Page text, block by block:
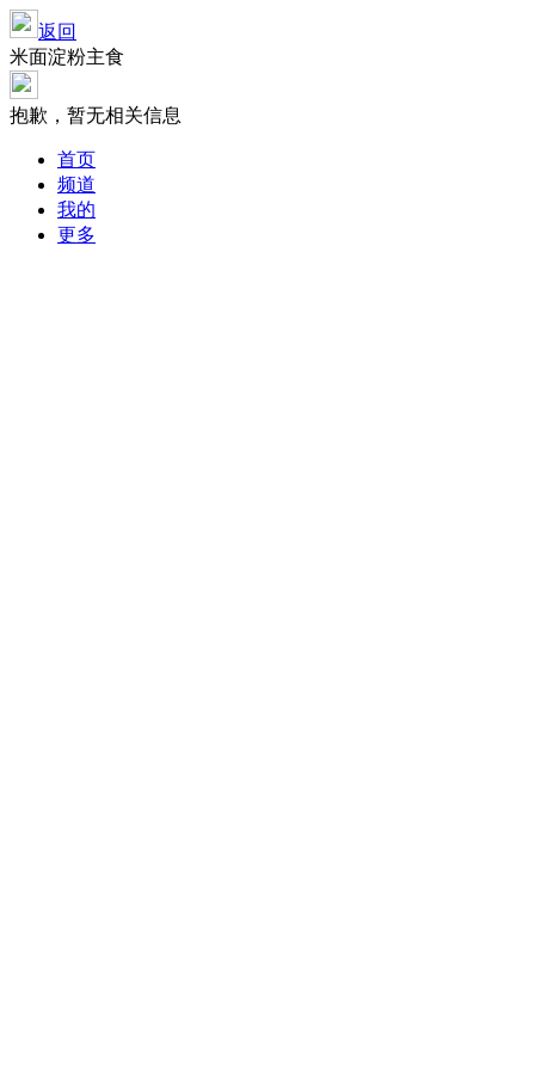
返回
米面淀粉主食
抱歉，暂无相关信息
首页
频道
我的
更多